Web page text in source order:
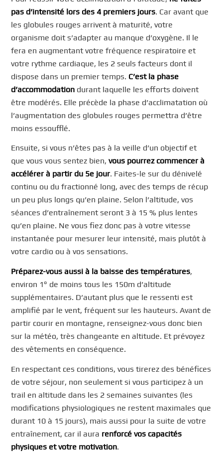
pas d’intensité lors des 4 premiers jours. Car avant que
les globules rouges arrivent à maturité, votre
organisme doit s’adapter au manque d’oxygène. Il le
fera en augmentant votre fréquence respiratoire et
votre rythme cardiaque, les 2 seuls facteurs dont il
dispose dans un premier temps. C’est la phase
d’accommodation durant laquelle les efforts doivent
être modérés. Elle précède la phase d’acclimatation où
l’augmentation des globules rouges permettra d’être
moins essoufflé.
Ensuite, si vous n’êtes pas à la veille d’un objectif et
que vous vous sentez bien,vous pourrez commencer à
accélérer à partir du 5e jour. Faites-le sur du dénivelé
continu ou du fractionné long, avec des temps de récup
un peu plus longs qu’en plaine. Selon l’altitude, vos
séances d’entraînement seront 3 à 15 % plus lentes
qu’en plaine. Ne vous fiez donc pas à votre vitesse
instantanée pour mesurer leur intensité, mais plutôt à
votre cardio ou à vos sensations.
Préparez-vous aussi à la baisse des températures,
environ 1° de moins tous les 150m d’altitude
supplémentaires. D’autant plus que le ressenti est
amplifié par le vent, fréquent sur les hauteurs. Avant de
partir courir en montagne, renseignez-vous donc bien
sur la météo, très changeante en altitude. Et prévoyez
des vêtements en conséquence.
En respectant ces conditions, vous tirerez des bénéfices
de votre séjour, non seulement si vous participez à un
trail en altitude dans les 2 semaines suivantes (les
modifications physiologiques ne restent maximales que
durant 10 à 15 jours), mais aussi pour la suite de votre
entraînement, car il aura renforcé vos capacités
physiques et votre motivation.